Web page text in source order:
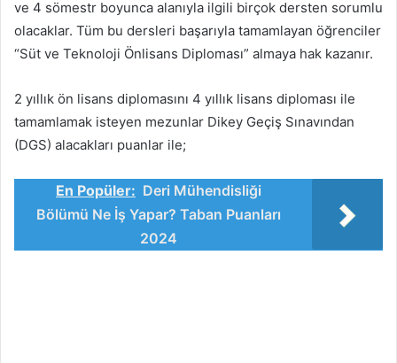
ve 4 sömestr boyunca alanıyla ilgili birçok dersten sorumlu
olacaklar. Tüm bu dersleri başarıyla tamamlayan öğrenciler
“Süt ve Teknoloji Önlisans Diploması” almaya hak kazanır.
2 yıllık ön lisans diplomasını 4 yıllık lisans diploması ile
tamamlamak isteyen mezunlar Dikey Geçiş Sınavından
(DGS) alacakları puanlar ile;
En Popüler: Deri Mühendisliği
Bölümü Ne İş Yapar? Taban Puanları
2024